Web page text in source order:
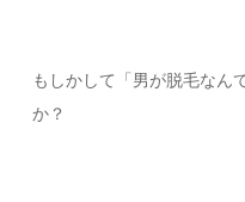
もしかして「男が脱毛なん
か？